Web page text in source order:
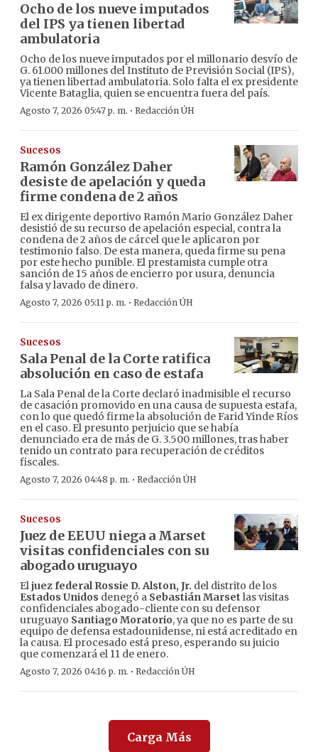
Ocho de los nueve imputados
del IPS ya tienen libertad
ambulatoria
Ocho de los nueve imputados por el millonario desvío de
G. 61.000 millones del Instituto de Previsión Social (IPS),
ya tienen libertad ambulatoria. Solo falta el ex presidente
Vicente Bataglia, quien se encuentra fuera del país.
Agosto 7, 2026 05:47 p. m. · Redacción ÚH
Sucesos
Ramón González Daher
desiste de apelación y queda
firme condena de 2 años
El ex dirigente deportivo Ramón Mario González Daher
desistió de su recurso de apelación especial, contra la
condena de 2 años de cárcel que le aplicaron por
testimonio falso. De esta manera, queda firme su pena
por este hecho punible. El prestamista cumple otra
sanción de 15 años de encierro por usura, denuncia
falsa y lavado de dinero.
Agosto 7, 2026 05:11 p. m. · Redacción ÚH
Sucesos
Sala Penal de la Corte ratifica
absolución en caso de estafa
La Sala Penal de la Corte declaró inadmisible el recurso
de casación promovido en una causa de supuesta estafa,
con lo que quedó firme la absolución de Farid Yinde Ríos
en el caso. El presunto perjuicio que se había
denunciado era de más de G. 3.500 millones, tras haber
tenido un contrato para recuperación de créditos
fiscales.
Agosto 7, 2026 04:48 p. m. · Redacción ÚH
Sucesos
Juez de EEUU niega a Marset
visitas confidenciales con su
abogado uruguayo
Eljuez federal Rossie D. Alston, Jr. del distrito de los
Estados Unidos denegó a Sebastián Marset las visitas
confidenciales abogado-cliente con su defensor
uruguayo Santiago Moratorio, ya que no es parte de su
equipo de defensa estadounidense, ni está acreditado en
la causa. El procesado está preso, esperando su juicio
que comenzará el 11 de enero.
Agosto 7, 2026 04:16 p. m. · Redacción ÚH
Carga Más